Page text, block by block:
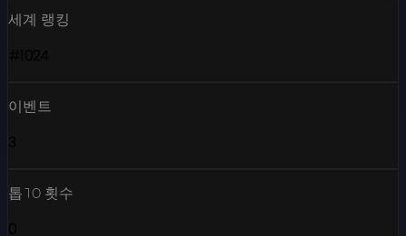
세계 랭킹
이벤트
톱10 횟수